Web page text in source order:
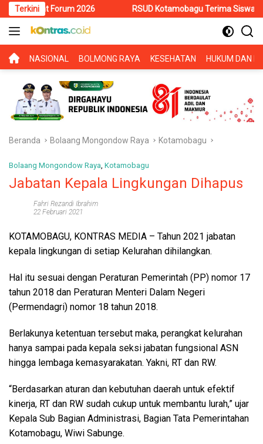
Langsung
ke
konten
Terkini
2026 RSUD Kotamobagu Terima Siswa PKL SMK
BERANDA
NASIONAL BOLMONG RAYA KESEHATAN HUKUM DAN
Beranda Bolaang Mongondow Raya Kotamobagu
Bolaang Mongondow Raya Kotamobagu
Jabatan Kepala Lingkungan Dihapus
Fahri Rezandi Ibrahim
22 Februari 2021
KOTAMOBAGU, KONTRAS MEDIA – Tahun 2021 jabatan
kepala lingkungan di setiap Kelurahan dihilangkan.
Hal itu sesuai dengan Peraturan Pemerintah (PP) nomor 17
tahun 2018 dan Peraturan Menteri Dalam Negeri
(Permendagri) nomor 18 tahun 2018.
Berlakunya ketentuan tersebut maka, perangkat kelurahan
hanya sampai pada kepala seksi jabatan fungsional ASN
hingga lembaga kemasyarakatan. Yakni, RT dan RW.
“Berdasarkan aturan dan kebutuhan daerah untuk efektif
kinerja, RT dan RW sudah cukup untuk membantu lurah,” ujar
Kepala Sub Bagian Administrasi, Bagian Tata Pemerintahan
Kotamobagu, Wiwi Sabunge.